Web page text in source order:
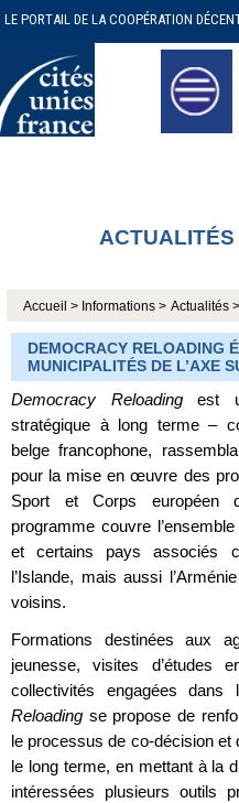
LE PORTAIL DE LA COOPÉRATION
ACTUALITÉS
Accueil > Informations > Actualités >
DEMOCRACY RELOADING
MUNICIPALITÉS DE L’AXE
Democracy Reloadingest
stratégique à long terme –
belge francophone,
pour la mise en œuvre des
Sport et Corps européen
programme couvre
et certains pays associés
l’Islande, mais aussi
voisins.
Formations destinées aux
jeunesse, visites d’études
collectivités engagées dans
Reloading se propose de
le processus de co-décision et
le long terme, en mettant à la
intéressées plusieurs outils